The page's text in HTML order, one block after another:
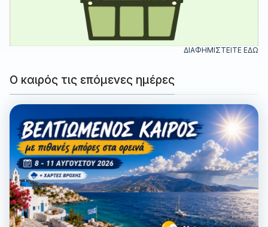
ΔΙΑΦΗΜΙΣΤΕΙΤΕ ΕΔΩ
Ο καιρός τις επόμενες ημέρες